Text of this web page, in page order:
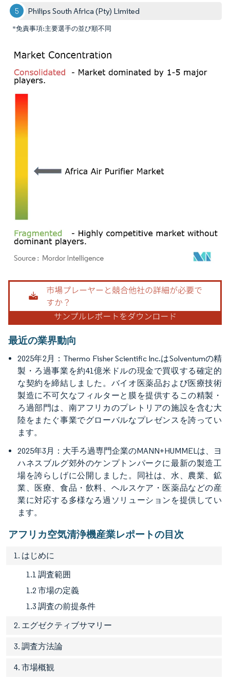
Philips South Africa (Pty) Limited
*免責事項:主要選手の並び順不同
画像 © Mordor Intelligence。再利用にはCC BY 4.0の表示が必要です。
最近の業界動向
2025年2月：Thermo Fisher Scientific Inc.はSolventumの精
製・ろ過事業を約41億米ドルの現金で買収する確定的
な契約を締結しました。バイオ医薬品および医療技術
製造に不可欠なフィルターと膜を提供するこの精製・
ろ過部門は、南アフリカのプレトリアの施設を含む大
陸をまたぐ事業でグローバルなプレゼンスを誇ってい
ます。
2025年3月：大手ろ過専門企業のMANN+HUMMELは、ヨ
ハネスブルグ郊外のケンプトンパークに最新の製造工
場を誇らしげに公開しました。同社は、水、農業、鉱
業、医療、食品・飲料、ヘルスケア・医薬品などの産
業に対応する多様なろ過ソリューションを提供してい
ます。
アフリカ空気清浄機産業レポートの目次
1. はじめに
1.1 調査範囲
1.2 市場の定義
1.3 調査の前提条件
2. エグゼクティブサマリー
3. 調査方法論
4. 市場概観